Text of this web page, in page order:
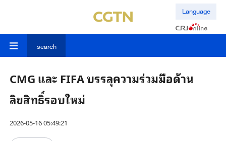
Language
search
CMG และ FIFA บรรลุความร่วมมือด้าน
ลิขสิทธิ์รอบใหม่
2026-05-16 05:49:21